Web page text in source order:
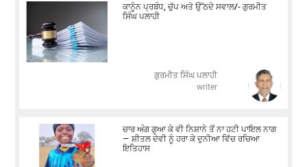
ਕਾਨੂੰਨ ਪ੍ਰਬੰਧ, ਚੁੱਪ ਅਤੇ ਉੱਠਦੇ ਸਵਾਲ/- ਗੁਰਮੀਤ
ਸਿੰਘ ਪਲਾਹੀ
ਗੁਰਮੀਤ ਸਿੰਘ ਪਲਾਹੀ
writer
ਚਾਰ ਅੰਗ ਗੁਆ ਕੇ ਵੀ ਨਿਸ਼ਾਨੇ ਤੋਂ ਨਾ ਹਟੀ ਪਾਇਲ ਨਾਗ
— ਸ਼ੀਤਲ ਦੇਵੀ ਨੂੰ ਹਰਾ ਕੇ ਦੁਨੀਆ ਵਿੱਚ ਰਚਿਆ
ਇਤਿਹਾਸ